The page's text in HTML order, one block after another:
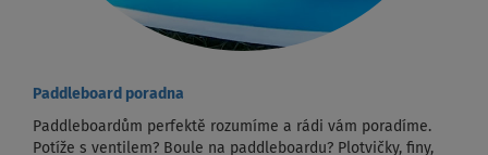
Paddleboard poradna
Paddleboardům perfektě rozumíme a rádi vám poradíme.
Potíže s ventilem? Boule na paddleboardu? Plotvičky, finy,